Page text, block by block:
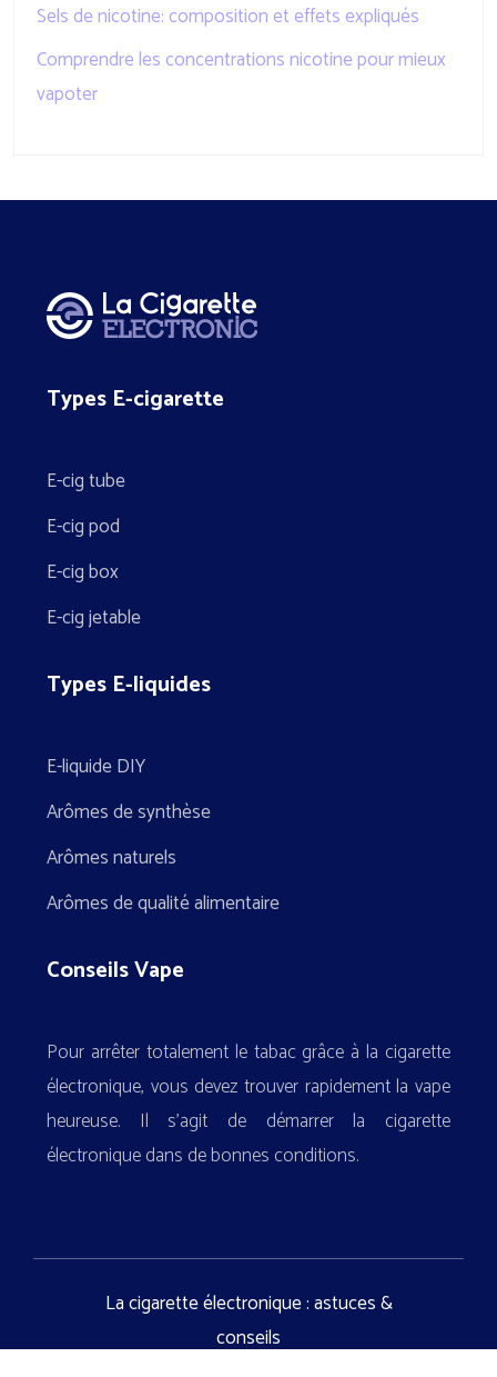
Sels de nicotine: composition et effets expliqués
Comprendre les concentrations nicotine pour mieux
vapoter
Types E-cigarette
E-cig tube
E-cig pod
E-cig box
E-cig jetable
Types E-liquides
E-liquide DIY
Arômes de synthèse
Arômes naturels
Arômes de qualité alimentaire
Conseils Vape
Pour arrêter totalement le tabac grâce à la cigarette
électronique, vous devez trouver rapidement la vape
heureuse. Il s’agit de démarrer la cigarette
électronique dans de bonnes conditions.
La cigarette électronique : astuces &
conseils